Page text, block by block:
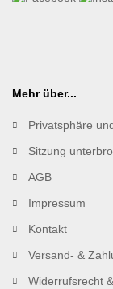
Mehr über...
Privatsphäre
Sitzung
AGB
Impressum
Kontakt
Versand- &
Widerrufsrecht